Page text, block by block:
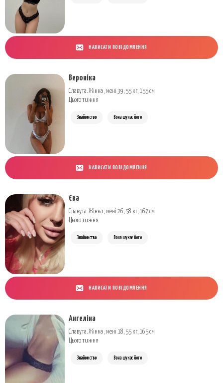
НАПИСАТИ ПОВІДОМЛЕННЯ
Вероніка
Славута. Жінка , мені 39, 55 кг, 155 см
Цього тижня
Знайомство Вона шукає його
НАПИСАТИ ПОВІДОМЛЕННЯ
Єва
Славута. Жінка , мені 26, 58 кг, 167 см
Цього тижня
Знайомство Вона шукає його
НАПИСАТИ ПОВІДОМЛЕННЯ
Ангеліна
Славута. Жінка , мені 18, 55 кг, 165 см
Цього тижня
Знайомство Вона шукає його